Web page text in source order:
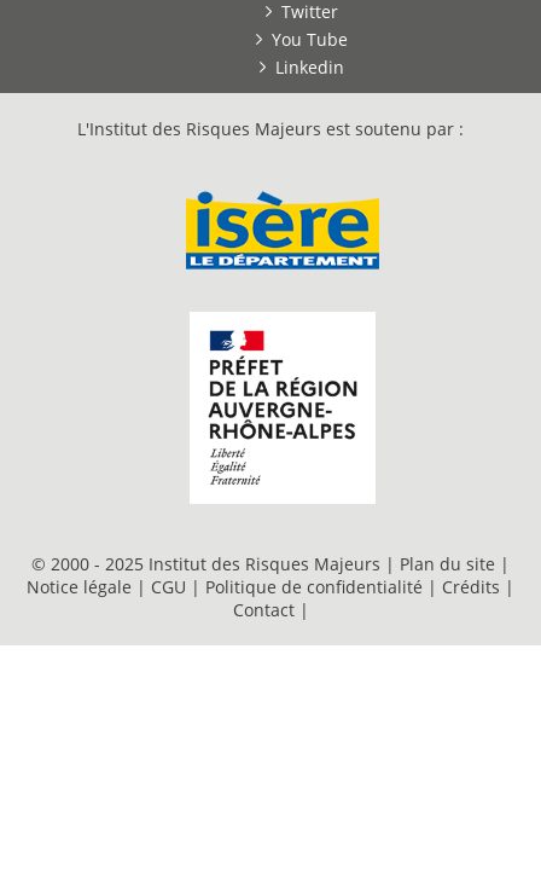
Twitter
You Tube
Linkedin
L'Institut des Risques Majeurs est soutenu par :
© 2000 - 2025 Institut des Risques Majeurs | Plan du site |
Notice légale | CGU | Politique de confidentialité | Crédits |
Contact |